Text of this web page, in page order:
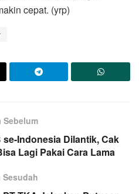
cepat. (yrp)
Sebelum
Indonesia Dilantik, Cak
Lagi Pakai Cara Lama
Sesudah